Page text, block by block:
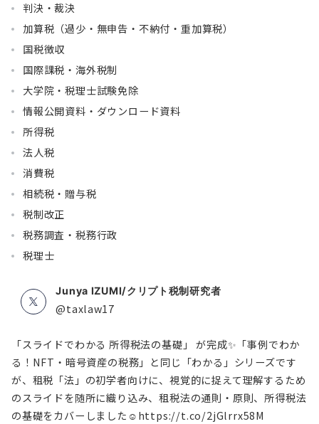
判決・裁決
加算税（過少・無申告・不納付・重加算税）
国税徴収
国際課税・海外税制
大学院・税理士試験免除
情報公開資料・ダウンロード資料
所得税
法人税
消費税
相続税・贈与税
税制改正
税務調査・税務行政
税理士
Junya IZUMI/クリプト税制研究者
@taxlaw17
「スライドでわかる 所得税法の基礎」 が完成✨「事例でわか
る！NFT・暗号資産の税務」と同じ「わかる」シリーズです
が、租税「法」の初学者向けに、視覚的に捉えて理解するため
のスライドを随所に織り込み、租税法の通則・原則、所得税法
の基礎をカバーしました☺ https://t.co/2jGlrrx58M